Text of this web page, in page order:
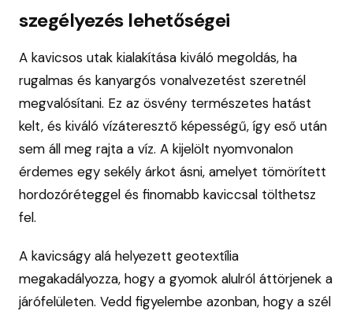
szegélyezés lehetőségei
A kavicsos utak kialakítása kiváló megoldás, ha
rugalmas és kanyargós vonalvezetést szeretnél
megvalósítani. Ez az ösvény természetes hatást
kelt, és kiváló vízáteresztő képességű, így eső után
sem áll meg rajta a víz. A kijelölt nyomvonalon
érdemes egy sekély árkot ásni, amelyet tömörített
hordozóréteggel és finomabb kaviccsal tölthetsz
fel.
A kavicságy alá helyezett geotextília
megakadályozza, hogy a gyomok alulról áttörjenek a
járófelületen. Vedd figyelembe azonban, hogy a szél